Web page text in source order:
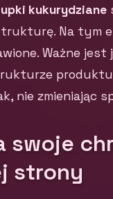
kukurydziane
Na tym
Ważne
nie zmieniając
swoje
strony